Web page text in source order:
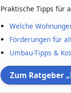
Praktische Tipps für
Welche
Förderungen für
Umbau-Tipps &
Zum Ratgeber